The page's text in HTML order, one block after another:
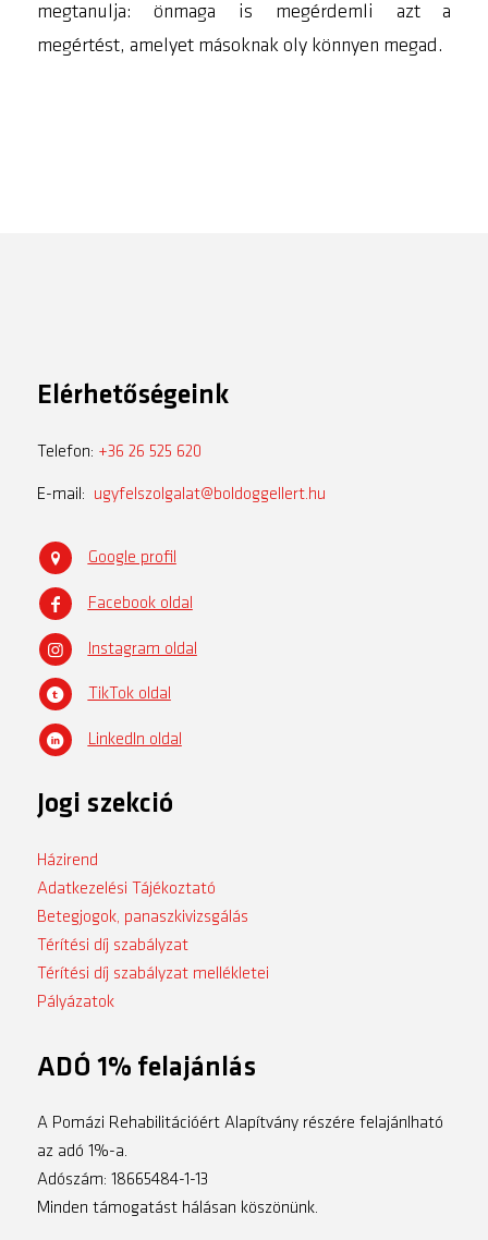
megtanulja: önmaga is megérdemli azt a
megértést, amelyet másoknak oly könnyen megad.
Elérhetőségeink
Telefon: +36 26 525 620
E-mail: ugyfelszolgalat@boldoggellert.hu
Google profil
Facebook oldal
Instagram oldal
TikTok oldal
LinkedIn oldal
Jogi szekció
Házirend
Adatkezelési Tájékoztató
Betegjogok, panaszkivizsgálás
Térítési díj szabályzat
Térítési díj szabályzat mellékletei
Pályázatok
ADÓ 1% felajánlás
A Pomázi Rehabilitációért Alapítvány részére felajánlható
az adó 1%-a.
Adószám: 18665484-1-13
Minden támogatást hálásan köszönünk.